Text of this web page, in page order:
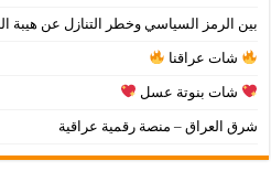
بين الرمز السياسي وخطر التنازل عن هيبة
شات عراقنا
شات بنوتة عسل
شرق العراق – منصة رقمية عراقية